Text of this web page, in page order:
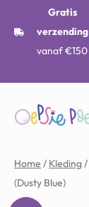
Gratis
verzending
vanaf €150
Home / Kleding/
(Dusty Blue)